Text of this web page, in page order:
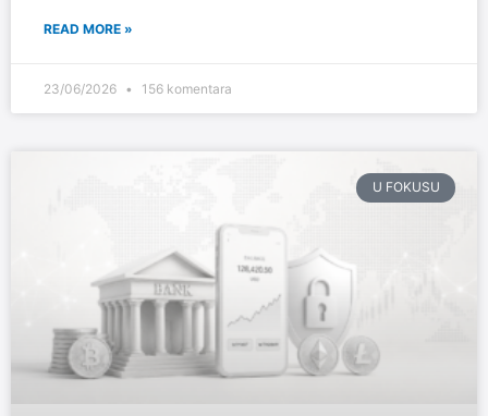
READ MORE »
23/06/2026 156 komentara
U FOKUSU